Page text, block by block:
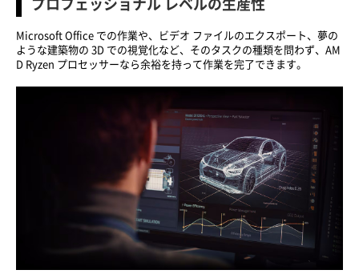
プロフェッショナル レベルの生産性
Microsoft Office での作業や、ビデオ ファイルのエクスポート、夢の
ような建築物の 3D での視覚化など、そのタスクの種類を問わず、AM
D Ryzen プロセッサーなら余裕を持って作業を完了できます。